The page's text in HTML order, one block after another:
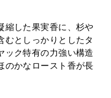
縮した果実香に、杉や
むとしっかりとしたタ
ック特有の力強い構造
のかなロースト香が長